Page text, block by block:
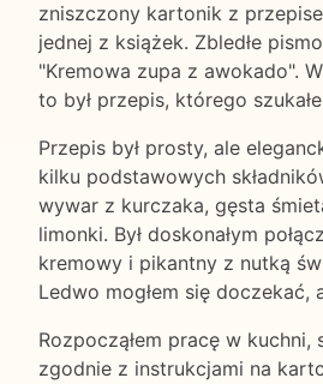
zniszczony kartonik z
jednej z książek. Zbledłe
"Kremowa zupa z awokado".
to był przepis, którego
Przepis był prosty, ale
kilku podstawowych
wywar z kurczaka, gęsta
limonki. Był doskonałym
kremowy i pikantny z nutką
Ledwo mogłem się
Rozpocząłem pracę w kuchni,
zgodnie z instrukcjami na